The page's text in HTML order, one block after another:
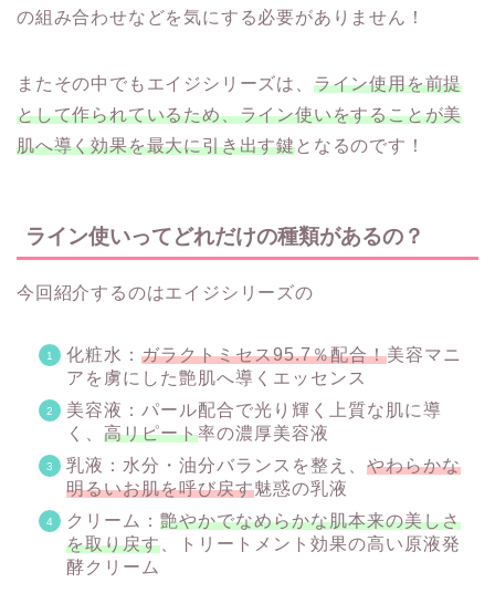
の組み合わせなどを気にする必要がありません！
またその中でもエイジシリーズは、 ライン使用を前提
として作られているため、ライン使いをすることが美
肌へ導く効果を最大に引き出す鍵となるのです！
ライン使いってどれだけの種類があるの？
今回紹介するのはエイジシリーズの
化粧水： ガラクトミセス95.7％配合！美容マニ
アを虜にした艶肌へ導くエッセンス
美容液：パール配合で光り輝く上質な肌に導
く、 高リピート率の濃厚美容液
乳液：水分・油分バランスを整え、 やわらかな
明るいお肌を呼び戻す魅惑の乳液
クリーム： 艶やかでなめらかな肌本来の美しさ
を取り戻す、トリートメント効果の高い原液発
酵クリーム